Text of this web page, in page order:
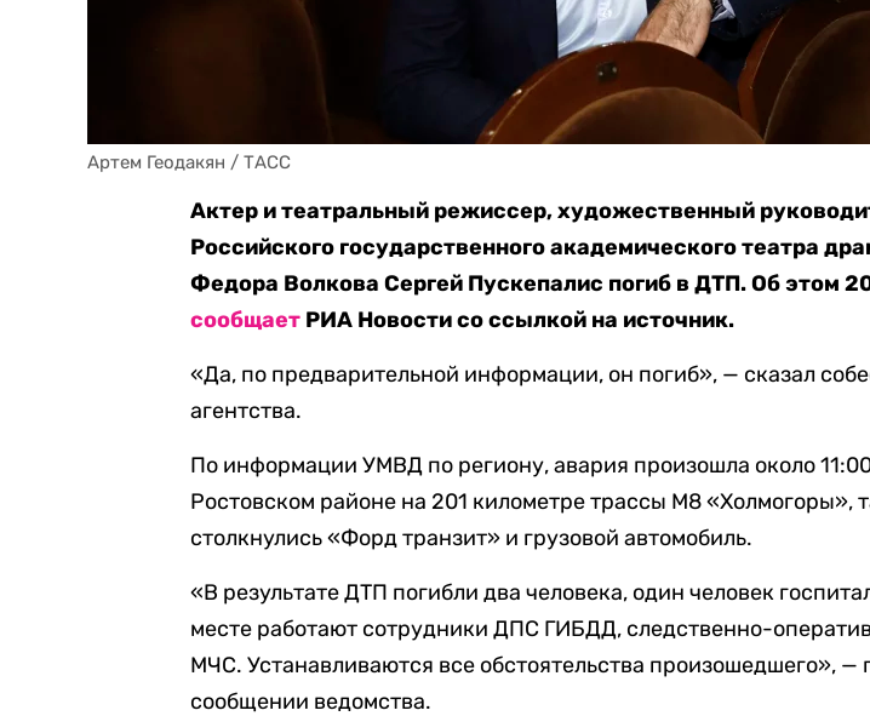
Артем Геодакян / ТАСС
Актер и театральный режиссер, художественный
Российского государственного академического театра
Федора Волкова Сергей Пускепалис погиб в ДТП. Об этом
сообщает РИА Новости со ссылкой на источник.
«Да, по предварительной информации, он погиб», — сказал
агентства.
По информации УМВД по региону, авария произошла около
Ростовском районе на 201 километре трассы М8 «Холмогоры»,
столкнулись «Форд транзит» и грузовой автомобиль.
«В результате ДТП погибли два человека, один человек
месте работают сотрудники ДПС ГИБДД, следственно-
МЧС. Устанавливаются все обстоятельства произошедшего», —
сообщении ведомства.